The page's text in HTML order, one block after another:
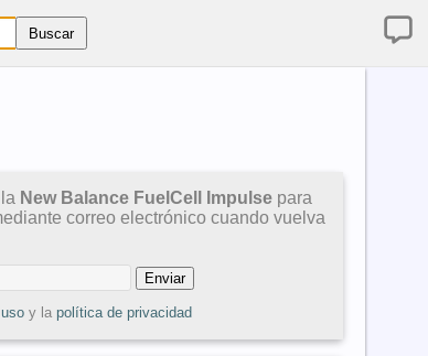
New Balance FuelCell Impulse para
correo electrónico cuando vuelva
y la política de privacidad